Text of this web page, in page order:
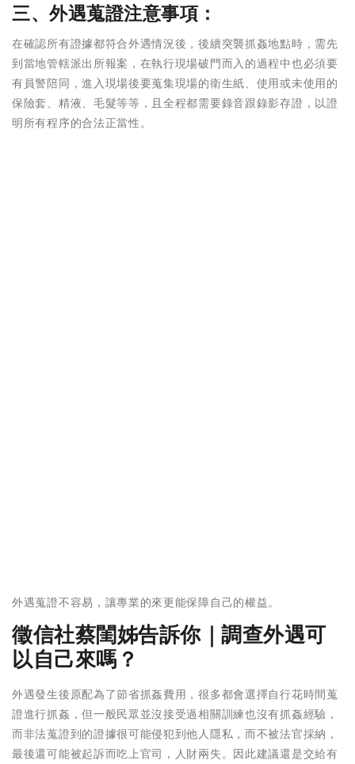
三、外遇蒐證注意事項：
在確認所有證據都符合外遇情況後，後續突襲抓姦地點時，需先
到當地管轄派出所報案，在執行現場破門而入的過程中也必須要
有員警陪同，進入現場後要蒐集現場的衛生紙、使用或未使用的
保險套、精液、毛髮等等，且全程都需要錄音跟錄影存證，以證
明所有程序的合法正當性。
外遇蒐證不容易，讓專業的來更能保障自己的權益。
徵信社蔡閨姊告訴你｜調查外遇可
以自己來嗎？
外遇發生後原配為了節省抓姦費用，很多都會選擇自行花時間蒐
證進行抓姦，但一般民眾並沒接受過相關訓練也沒有抓姦經驗，
而非法蒐證到的證據很可能侵犯到他人隱私，而不被法官採納，
最後還可能被起訴而吃上官司，人財兩失。因此建議還是交給有